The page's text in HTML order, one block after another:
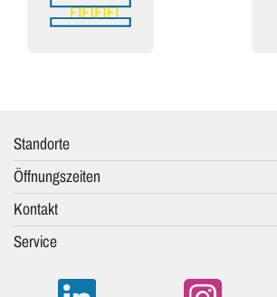
Standorte
Öffnungszeiten
Kontakt
Service